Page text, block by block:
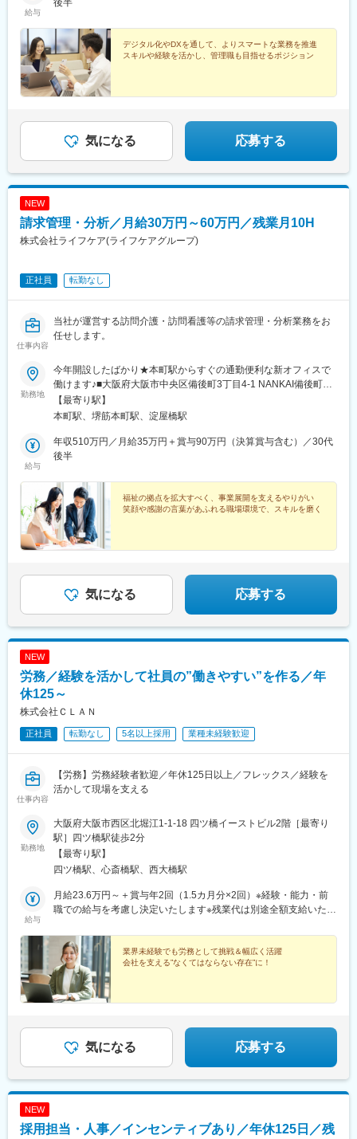
駅」より徒歩4分※受動喫煙対策：屋内全面禁煙
給与
後半
デジタル化やDXを通して、よりスマートな業務を推進
スキルや経験を活かし、管理職も目指せるポジション
気になる 応募する
NEW
請求管理・分析／月給30万円～60万円／残業月10H
株式会社ライフケア(ライフケアグループ)
正社員 転勤なし
仕事内容
当社が運営する訪問介護・訪問看護等の請求管理・分析業務をお
任せします。
勤務地
今年開設したばかり★本町駅からすぐの通勤便利な新オフィスで
働けます♪■大阪府大阪市中央区備後町3丁目4-1 NANKAI備後町ビ
ル2階・大阪メトロ御堂筋本線「本町駅」より徒歩3分・大阪メト
ロ中央線「堺筋本町駅」より徒歩5分※受動喫煙対策：屋内全面禁
【最寄り駅】
本町駅、堺筋本町駅、淀屋橋駅
給与
年収510万円／月給35万円＋賞与90万円（決算賞与含む）／30代
後半
福祉の拠点を拡大すべく、事業展開を支えるやりがい
笑顔や感謝の言葉があふれる職場環境で、スキルを磨く
気になる 応募する
NEW
労務／経験を活かして社員の”働きやすい”を作る／年
休125～
株式会社ＣＬＡＮ
正社員 転勤なし 5名以上採用 業種未経験歓迎
仕事内容
【労務】労務経験者歓迎／年休125日以上／フレックス／経験を
活かして現場を支える
勤務地
大阪府大阪市西区北堀江1-1-18 四ツ橋イーストビル2階［最寄り
駅］四ツ橋駅徒歩2分
【最寄り駅】
四ツ橋駅、心斎橋駅、西大橋駅
給与
月給23.6万円～＋賞与年2回（1.5カ月分×2回）※経験・能力・前
職での給与を考慮し決定いたします※残業代は別途全額支給いたし
残業手当■その他祝い金など
業界未経験でも労務として挑戦＆幅広く活躍
会社を支える”なくてはならない存在”に！
気になる 応募する
NEW
採用担当・人事／インセンティブあり／年休125日／残